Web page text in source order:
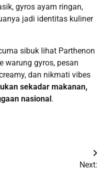
gyros ayam ringan,
jadi identitas kuliner
sibuk lihat Parthenon
warung gyros, pesan
dan nikmati vibes
sekadar makanan,
nasional.
Next: